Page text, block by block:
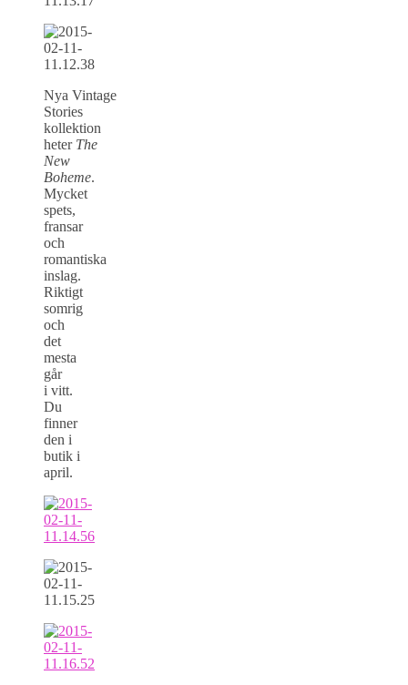
Nya Vintage
Stories
kollektion
heter The
New
Boheme.
Mycket
spets,
fransar
och
romantiska
inslag.
Riktigt
somrig
och
det
mesta
går
i vitt.
Du
finner
den i
butik i
april.